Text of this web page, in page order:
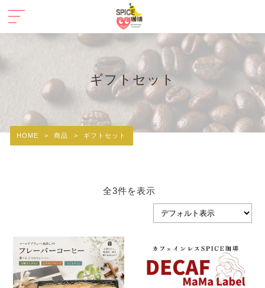
ギフトセット
HOME > 商品 > ギフトセット
全3件を表示